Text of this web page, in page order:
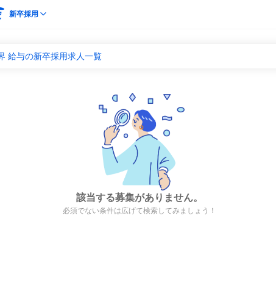
新卒採用
給与の新卒採用求人一覧
該当する募集がありません。
必須でない条件は広げて検索してみましょう！